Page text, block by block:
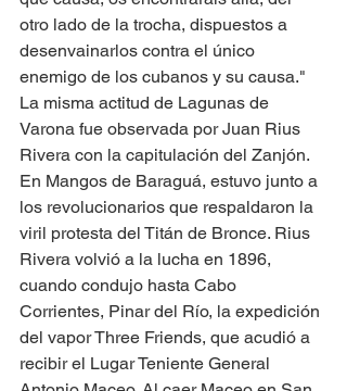
otro lado de la trocha, dispuestos a
desenvainarlos contra el único
enemigo de los cubanos y su causa."
La misma actitud de Lagunas de
Varona fue observada por Juan Rius
Rivera con la capitulación del Zanjón.
En Mangos de Baraguá, estuvo junto a
los revolucionarios que respaldaron la
viril protesta del Titán de Bronce. Rius
Rivera volvió a la lucha en 1896,
cuando condujo hasta Cabo
Corrientes, Pinar del Río, la expedición
del vapor Three Friends, que acudió a
recibir el Lugar Teniente General